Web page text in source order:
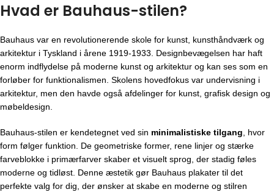
Hvad er Bauhaus-stilen?
Bauhaus var en revolutionerende skole for kunst, kunsthåndværk og
arkitektur i Tyskland i årene 1919-1933. Designbevægelsen har haft
enorm indflydelse på moderne kunst og arkitektur og kan ses som en
forløber for funktionalismen. Skolens hovedfokus var undervisning i
arkitektur, men den havde også afdelinger for kunst, grafisk design og
møbeldesign.
Bauhaus-stilen er kendetegnet ved sin minimalistiske tilgang , hvor
form følger funktion. De geometriske former, rene linjer og stærke
farveblokke i primærfarver skaber et visuelt sprog, der stadig føles
moderne og tidløst. Denne æstetik gør Bauhaus plakater til det
perfekte valg for dig, der ønsker at skabe en moderne og stilren